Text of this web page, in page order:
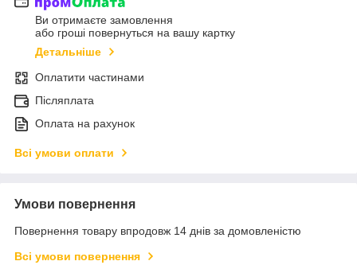
Ви отримаєте замовлення
або гроші повернуться на вашу картку
Детальніше
Оплатити частинами
Післяплата
Оплата на рахунок
Всі умови оплати
Умови повернення
Повернення товару впродовж 14 днів за домовленістю
Всі умови повернення